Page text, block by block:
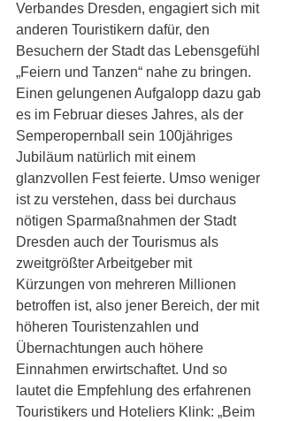
Verbandes Dresden, engagiert sich mit
anderen Touristikern dafür, den
Besuchern der Stadt das Lebensgefühl
„Feiern und Tanzen“ nahe zu bringen.
Einen gelungenen Aufgalopp dazu gab
es im Februar dieses Jahres, als der
Semperopernball sein 100jähriges
Jubiläum natürlich mit einem
glanzvollen Fest feierte. Umso weniger
ist zu verstehen, dass bei durchaus
nötigen Sparmaßnahmen der Stadt
Dresden auch der Tourismus als
zweitgrößter Arbeitgeber mit
Kürzungen von mehreren Millionen
betroffen ist, also jener Bereich, der mit
höheren Touristenzahlen und
Übernachtungen auch höhere
Einnahmen erwirtschaftet. Und so
lautet die Empfehlung des erfahrenen
Touristikers und Hoteliers Klink: „Beim